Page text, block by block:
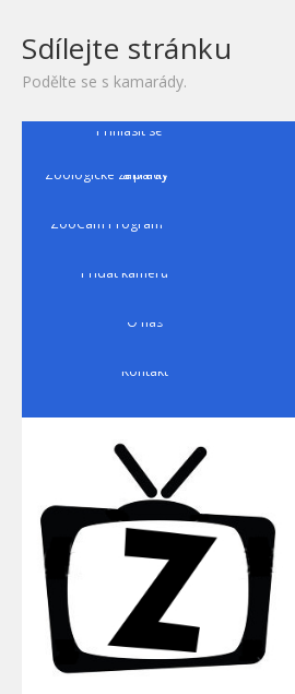
Sdílejte stránku
Podělte se s kamarády.
Přihlásit se
Zoologické zahrady a parky
ZooCam Program
Přidat kameru
O nás
Kontakt